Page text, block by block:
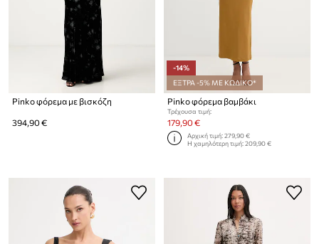
Pinko φόρεμα με βισκόζη
394,90 €
-14%
ΕΞΤΡΑ -5% ΜΕ ΚΩΔΙΚΟ*
Pinko φόρεμα βαμβάκι
Τρέχουσα τιμή:
179,90 €
Αρχική τιμή:279,90 €
Η χαμηλότερη τιμή:209,90 €